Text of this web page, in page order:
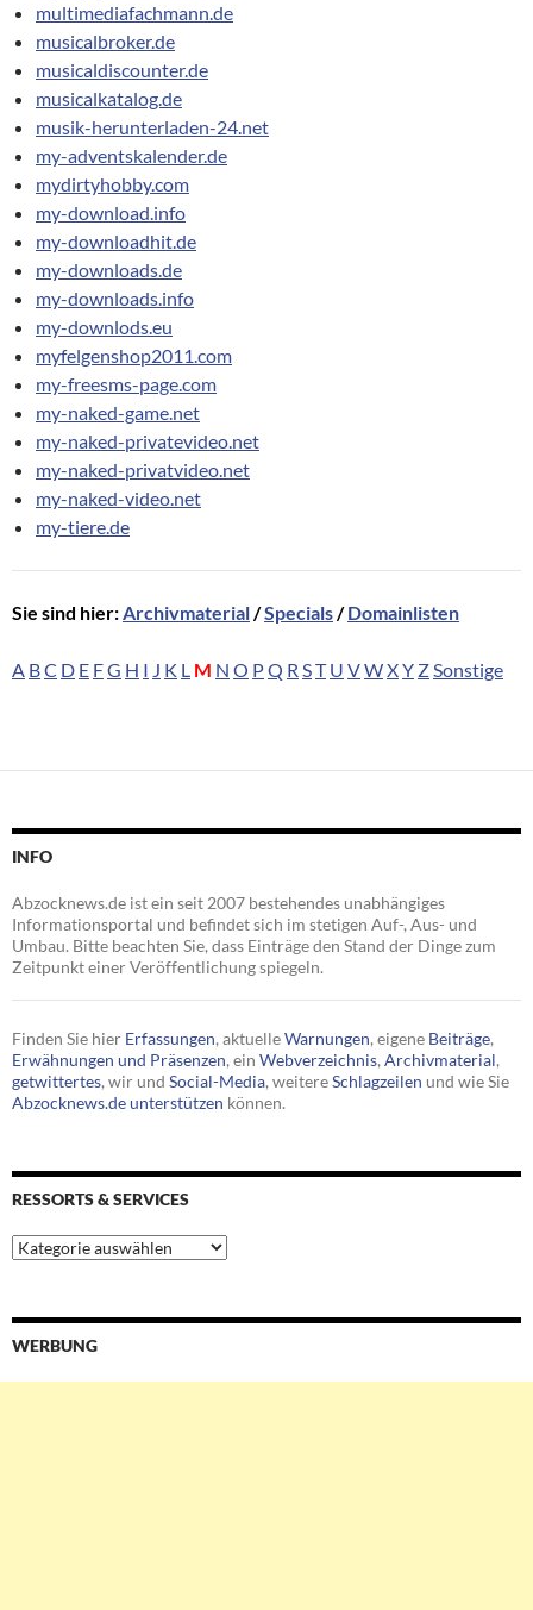
multimediafachmann.de
musicalbroker.de
musicaldiscounter.de
musicalkatalog.de
musik-herunterladen-24.net
my-adventskalender.de
mydirtyhobby.com
my-download.info
my-downloadhit.de
my-downloads.de
my-downloads.info
my-downlods.eu
myfelgenshop2011.com
my-freesms-page.com
my-naked-game.net
my-naked-privatevideo.net
my-naked-privatvideo.net
my-naked-video.net
my-tiere.de
Sie sind hier:Archivmaterial/Specials/ Domainlisten
A BC D E FG H I J K L M N O PQ R ST U VWXY ZSonstige
INFO
Abzocknews.de ist ein seit 2007 bestehendes unabhängiges
Informationsportal und befindet sich im stetigen Auf-, Aus- und
Umbau. Bitte beachten Sie, dass Einträge den Stand der Dinge zum
Zeitpunkt einer Veröffentlichung spiegeln.
Finden Sie hier Erfassungen, aktuelleWarnungen, eigene Beiträge,
Erwähnungen und Präsenzen, ein Webverzeichnis, Archivmaterial,
getwittertes, wir und Social-Media, weitereSchlagzeilen und wie Sie
Abzocknews.de unterstützen können.
RESSORTS & SERVICES
Ressorts
&
WERBUNG